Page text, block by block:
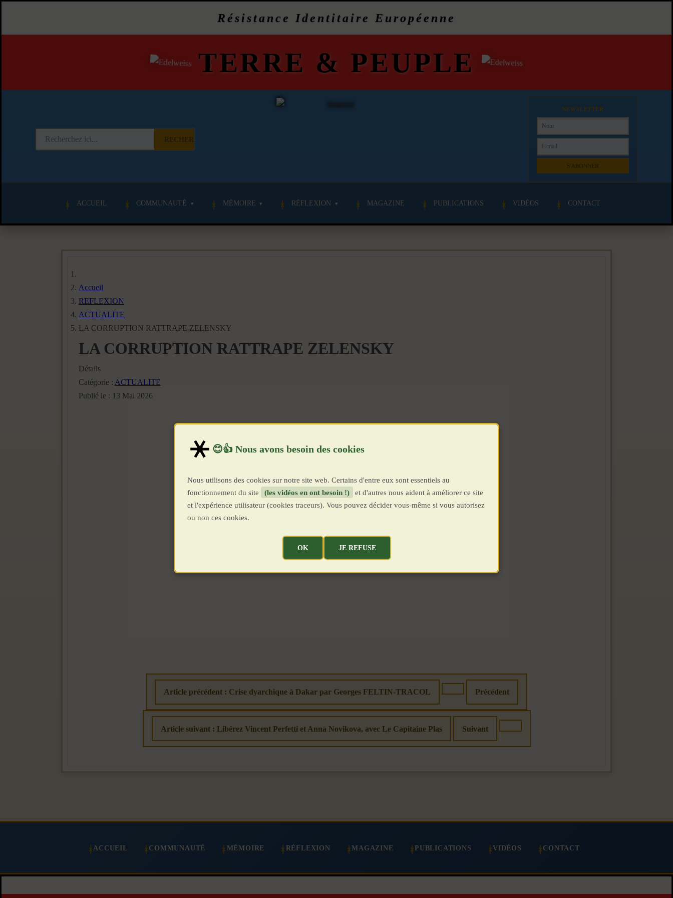
Résistance Identitaire Européenne
TERRE & PEUPLE
NEWSLETTER
ACCUEIL COMMUNAUTÉ MÉMOIRE RÉFLEXION MAGAZINE PUBLICATIONS VIDÉOS CONTACT
Accueil
REFLEXION
ACTUALITE
LA CORRUPTION RATTRAPE ZELENSKY
LA CORRUPTION RATTRAPE ZELENSKY
Détails
Catégorie : ACTUALITE
Publié le : 13 Mai 2026
Article précédent : Crise dyarchique à Dakar par Georges FELTIN-TRACOL Précédent
Article suivant : Libérez Vincent Perfetti et Anna Novikova, avec Le Capitaine Plas Suivant
ACCUEIL COMMUNAUTÉ MÉMOIRE RÉFLEXION MAGAZINE PUBLICATIONS VIDÉOS CONTACT
Nous utilisons des cookies sur notre site web. Certains d'entre eux sont essentiels au
fonctionnement du site
(les vidéos en ont besoin !)
et d'autres nous aident à améliorer ce site
et l'expérience utilisateur (cookies traceurs). Vous pouvez décider vous-même si vous autorisez
ou non ces cookies.
OK JE REFUSE